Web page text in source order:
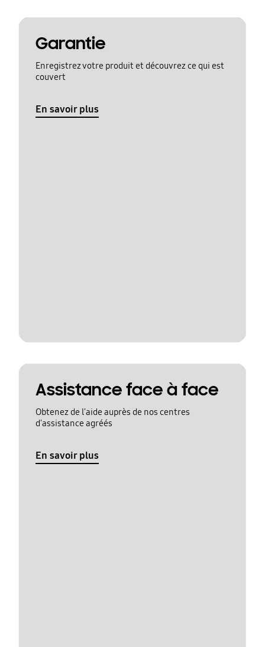
Garantie
Enregistrez votre produit et découvrez ce qui est
couvert
En savoir plus
Assistance face à face
Obtenez de l'aide auprès de nos centres
d'assistance agréés
En savoir plus